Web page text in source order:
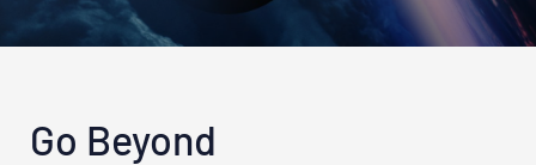
Go Beyond